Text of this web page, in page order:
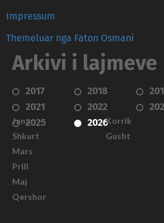
Impressum
Themeluar nga Faton Osmani
Arkivi i lajmeve
2017 2018
2021
2022
2025
2026
Janar
Shkurt
Mars
Prill
Maj
Qershor
Korrik
Gusht